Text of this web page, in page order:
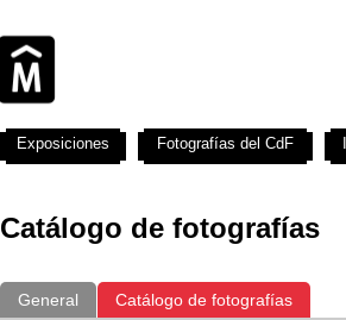
Catálogo de fotografías
General Catálogo de fotografías
Exposiciones Fotografías del CdF